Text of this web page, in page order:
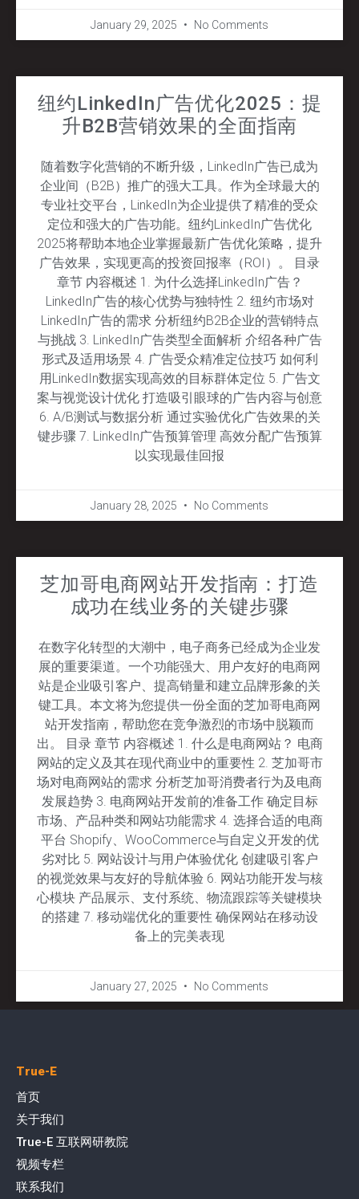
January 29, 2025 No Comments
纽约LinkedIn广告优化2025：提
升B2B营销效果的全面指南
随着数字化营销的不断升级，LinkedIn广告已成为
企业间（B2B）推广的强大工具。作为全球最大的
专业社交平台，LinkedIn为企业提供了精准的受众
定位和强大的广告功能。纽约LinkedIn广告优化
2025将帮助本地企业掌握最新广告优化策略，提升
广告效果，实现更高的投资回报率（ROI）。 目录
章节 内容概述 1. 为什么选择LinkedIn广告？
LinkedIn广告的核心优势与独特性 2. 纽约市场对
LinkedIn广告的需求 分析纽约B2B企业的营销特点
与挑战 3. LinkedIn广告类型全面解析 介绍各种广告
形式及适用场景 4. 广告受众精准定位技巧 如何利
用LinkedIn数据实现高效的目标群体定位 5. 广告文
案与视觉设计优化 打造吸引眼球的广告内容与创意
6. A/B测试与数据分析 通过实验优化广告效果的关
键步骤 7. LinkedIn广告预算管理 高效分配广告预算
以实现最佳回报
January 28, 2025 No Comments
芝加哥电商网站开发指南：打造
成功在线业务的关键步骤
在数字化转型的大潮中，电子商务已经成为企业发
展的重要渠道。一个功能强大、用户友好的电商网
站是企业吸引客户、提高销量和建立品牌形象的关
键工具。本文将为您提供一份全面的芝加哥电商网
站开发指南，帮助您在竞争激烈的市场中脱颖而
出。 目录 章节 内容概述 1. 什么是电商网站？ 电商
网站的定义及其在现代商业中的重要性 2. 芝加哥市
场对电商网站的需求 分析芝加哥消费者行为及电商
发展趋势 3. 电商网站开发前的准备工作 确定目标
市场、产品种类和网站功能需求 4. 选择合适的电商
平台 Shopify、WooCommerce与自定义开发的优
劣对比 5. 网站设计与用户体验优化 创建吸引客户
的视觉效果与友好的导航体验 6. 网站功能开发与核
心模块 产品展示、支付系统、物流跟踪等关键模块
的搭建 7. 移动端优化的重要性 确保网站在移动设
备上的完美表现
January 27, 2025 No Comments
True-E
首页
关于我们
True-E 互联网研教院
视频专栏
联系我们